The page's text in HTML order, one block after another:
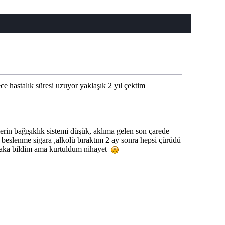
hastalık süresi uzuyor yaklaşık 2 yıl çektim
bağışıklık sistemi düşük, aklıma gelen son çarede
sigara ,alkolü bıraktım 2 ay sonra hepsi çürüdü
bildim ama kurtuldum nihayet